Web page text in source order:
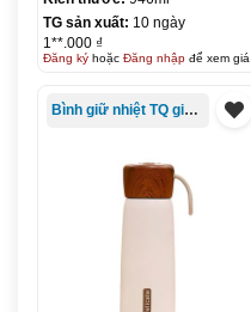
TG sản xuất: 10 ngày
1**.000 ₫
Đăng kýhoặc Đăng nhậpđể xem giá
Bình giữ nhiệt TQ giá rẻ